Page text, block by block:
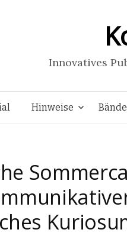
Innovatives
Hinweise Bände